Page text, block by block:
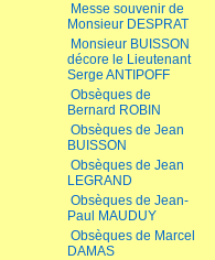
Messe souvenir de
Monsieur DESPRAT
Monsieur BUISSON
décore le Lieutenant
Serge ANTIPOFF
Obsèques de
Bernard ROBIN
Obsèques de Jean
BUISSON
Obsèques de Jean
LEGRAND
Obsèques de Jean-
Paul MAUDUY
Obsèques de Marcel
DAMAS